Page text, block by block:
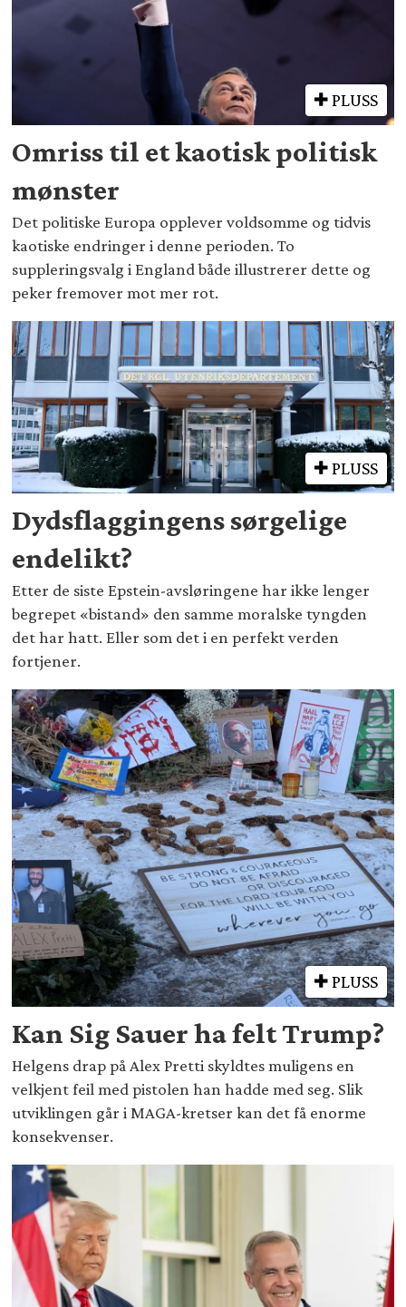
PLUSS
Omriss til et kaotisk politisk
mønster
Det politiske Europa opplever voldsomme og tidvis
kaotiske endringer i denne perioden. To
suppleringsvalg i England både illustrerer dette og
peker fremover mot mer rot.
PLUSS
Dydsflaggingens sørgelige
endelikt?
Etter de siste Epstein-avsløringene har ikke lenger
begrepet «bistand» den samme moralske tyngden
det har hatt. Eller som det i en perfekt verden
fortjener.
PLUSS
Kan Sig Sauer ha felt Trump?
Helgens drap på Alex Pretti skyldtes muligens en
velkjent feil med pistolen han hadde med seg. Slik
utviklingen går i MAGA-kretser kan det få enorme
konsekvenser.